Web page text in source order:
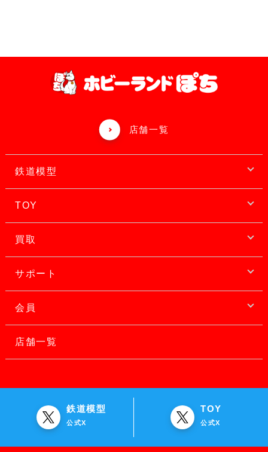
店舗一覧
鉄道模型
TOY
買取
サポート
会員
店舗一覧
鉄道模型
公式X
TOY
公式X